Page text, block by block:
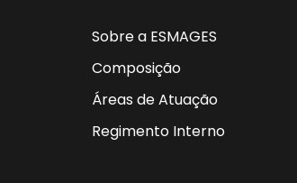
Sobre a ESMAGES
Composição
Áreas de Atuação
Regimento Interno